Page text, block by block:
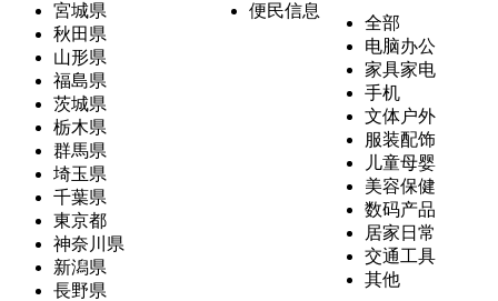
宮城県
秋田県
山形県
福島県
茨城県
栃木県
群馬県
埼玉県
千葉県
東京都
神奈川県
新潟県
長野県
便民信息
全部
电脑办公
家具家电
手机
文体户外
服装配饰
儿童母婴
美容保健
数码产品
居家日常
交通工具
其他